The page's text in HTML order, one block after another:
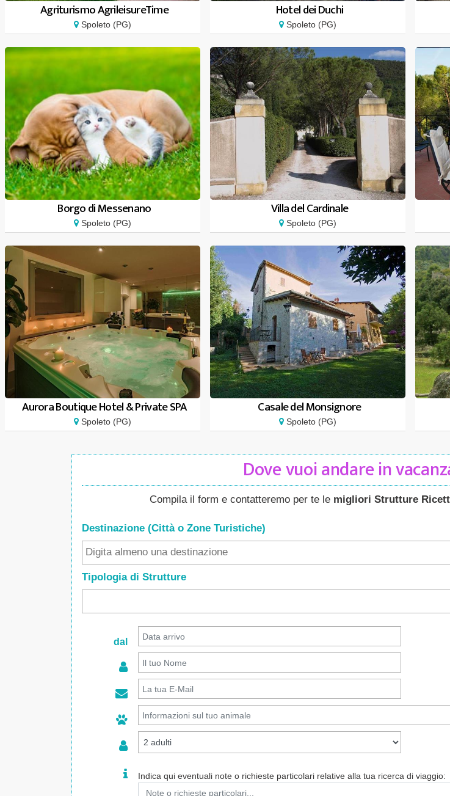
Agriturismo AgrileisureTime
Spoleto (PG)
Hotel dei Duchi
Spoleto (PG)
Borgo di Messenano
Spoleto (PG)
Villa del Cardinale
Spoleto (PG)
Aurora Boutique Hotel & Private SPA
Spoleto (PG)
Casale del Monsignore
Spoleto (PG)
Dove vuoi andare in
Compila il form e contatteremo per te le migliori Strutture
Destinazione (Città o Zone Turistiche)
Tipologia di Strutture
dal
Indica qui eventuali note o richieste particolari relative alla tua ricerca di viaggio: